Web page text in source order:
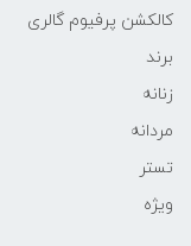
کالکشن پرفیوم گالری
برند
زنانه
مردانه
تستر
ویژه